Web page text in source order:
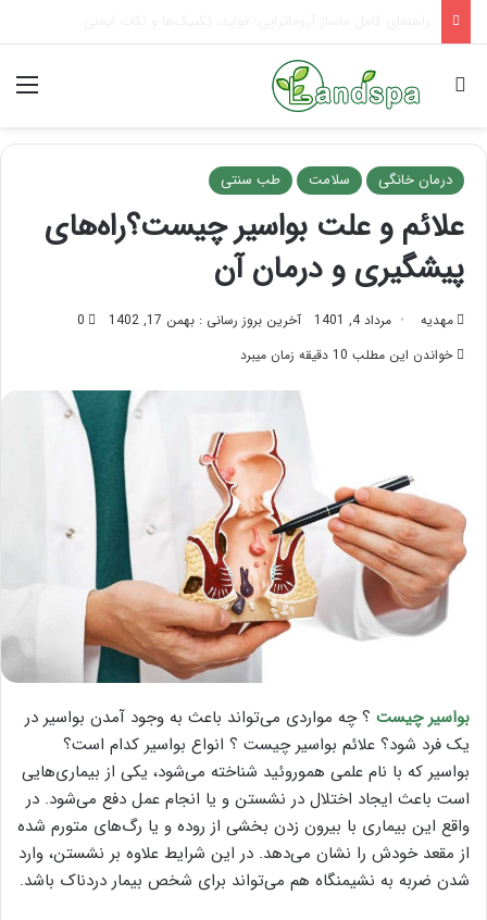
جستجو برای
درمان خانگی سلامت طب سنتی
علائم و علت بواسیر چیست؟راه‌های
پیشگیری و درمان آن
مهدیه مرداد 4, 1401 آخرین بروز رسانی : بهمن 17, 1402
0
خواندن این مطلب 10 دقیقه زمان میبرد
بواسیر چیست ؟ چه مواردی می‌تواند باعث به وجود آمدن بواسیر در
یک فرد شود؟ علائم بواسیر چیست ؟ انواع بواسیر کدام است؟
بواسیر که با نام علمی هموروئید شناخته می‌شود، یکی از بیماری‌هایی
است باعث ایجاد اختلال در نشستن و یا انجام عمل دفع می‌شود. در
واقع این بیماری با بیرون زدن بخشی از روده و یا رگ‌های متورم شده
از مقعد خودش را نشان می‌دهد. در این شرایط علاوه بر نشستن، وارد
شدن ضربه به نشیمنگاه‌ هم می‌تواند برای شخص بیمار دردناک باشد.